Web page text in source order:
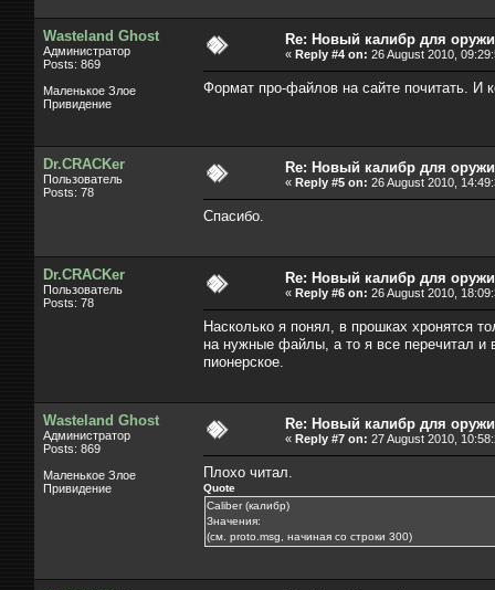
Wasteland Ghost
Администратор
Posts: 869
Маленькое Злое
Привидение
Re: Новый калибр для
« Reply #4 on: 26 August 2010,
Формат про-файлов на сайте почитать. И
Dr.CRACKer
Пользователь
Posts: 78
Re: Новый калибр для
« Reply #5 on: 26 August 2010,
Спасибо.
Dr.CRACKer
Пользователь
Posts: 78
Re: Новый калибр для
« Reply #6 on: 26 August 2010,
Насколько я понял, в прошках хронятся
на нужные файлы, а то я все перечитал и
пионерское.
Wasteland Ghost
Администратор
Posts: 869
Маленькое Злое
Привидение
Re: Новый калибр для
« Reply #7 on: 27 August 2010,
Плохо читал.
Quote
Caliber (калибр)
Значения:
(см. proto.msg, начиная со строки 300)